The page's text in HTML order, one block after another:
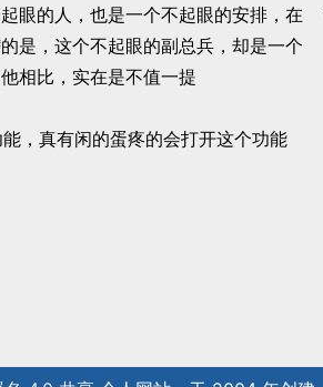
眼的人，也是一个不起眼的安排，在
是，这个不起眼的副总兵，却是一个
相比，实在是不值一提
，真有闲的蛋疼的会打开这个功能